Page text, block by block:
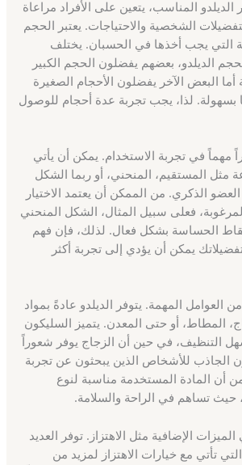
الديلدو المناسب، يتعين على الأفراد مراعاة
الشخصية والاحتياجات. يعتبر الحجم
التي يجب أخذها في الحسبان. يختلف
الديلدو، بعضهم يفضلون الحجم الكبير
البعض الآخر يفضلون الأحجام الصغيرة
بسهولة. لذا، يجب تجربة عدة أحجام للوصول
مهماً في تجربة الاستخدام. يمكن أن يأتي
مثل المستقيم، المنحني، أو ربما الشكل
الذكري. من الممكن أن يعتمد الاختيار
فعلى سبيل المثال، الشكل المنحني
الحساسة بشكل فعال. لذلك، فإن فهم
يمكن أن يؤدي إلى تجربة أكثر
العوامل المهمة. يتوفر الديلدو عادةً بمواد
المطاط، أو حتى المعدن. يتميز السليكون
التنظيف، في حين أن الزجاج يوفر شعوراً
الجاذب للأشخاص الذين يبحثون عن تجربة
أن المادة المستخدمة مناسبة لنوع
تساهم في الراحة والسلامة.
الإضافية مثل الاهتزاز. توفر العديد
تأتي مع خيارات الاهتزاز لمزيد من